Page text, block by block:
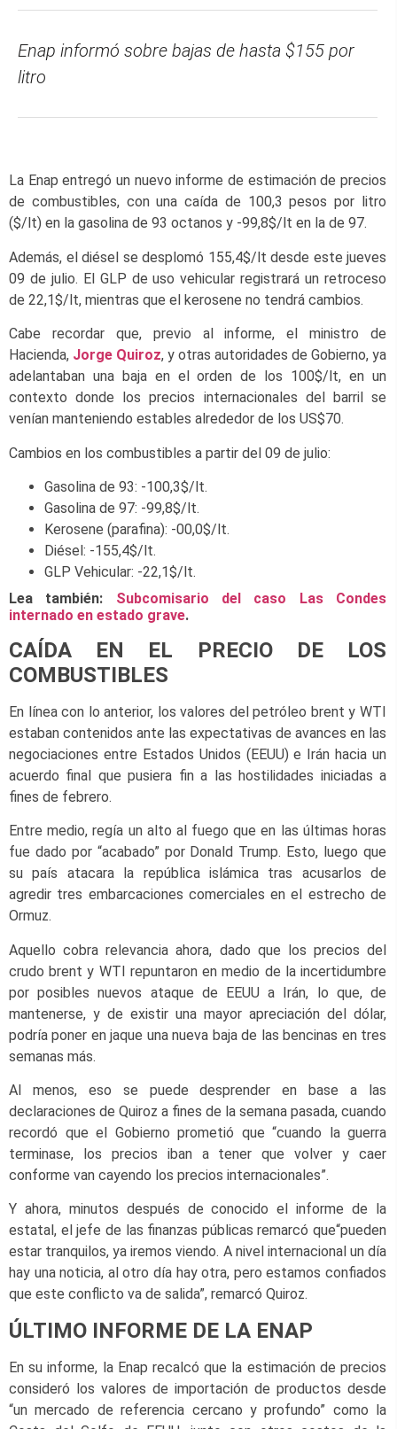
Enap informó sobre bajas de hasta $155 por
litro
La Enap entregó un nuevo informe de estimación de precios
de combustibles, con una caída de 100,3 pesos por litro
($/lt) en la gasolina de 93 octanos y -99,8$/lt en la de 97.
Además, el diésel se desplomó 155,4$/lt desde este jueves
09 de julio. El GLP de uso vehicular registrará un retroceso
de 22,1$/lt, mientras que el kerosene no tendrá cambios.
Cabe recordar que, previo al informe, el ministro de
Hacienda, Jorge Quiroz, y otras autoridades de Gobierno, ya
adelantaban una baja en el orden de los 100$/lt, en un
contexto donde los precios internacionales del barril se
venían manteniendo estables alrededor de los US$70.
Cambios en los combustibles a partir del 09 de julio:
Gasolina de 93: -100,3$/lt.
Gasolina de 97: -99,8$/lt.
Kerosene (parafina): -00,0$/lt.
Diésel: -155,4$/lt.
GLP Vehicular: -22,1$/lt.
Lea también: Subcomisario del caso Las Condes
internado en estado grave.
CAÍDA EN EL PRECIO DE LOS
COMBUSTIBLES
En línea con lo anterior, los valores del petróleo brent y WTI
estaban contenidos ante las expectativas de avances en las
negociaciones entre Estados Unidos (EEUU) e Irán hacia un
acuerdo final que pusiera fin a las hostilidades iniciadas a
fines de febrero.
Entre medio, regía un alto al fuego que en las últimas horas
fue dado por “acabado” por Donald Trump. Esto, luego que
su país atacara la república islámica tras acusarlos de
agredir tres embarcaciones comerciales en el estrecho de
Ormuz.
Aquello cobra relevancia ahora, dado que los precios del
crudo brent y WTI repuntaron en medio de la incertidumbre
por posibles nuevos ataque de EEUU a Irán, lo que, de
mantenerse, y de existir una mayor apreciación del dólar,
podría poner en jaque una nueva baja de las bencinas en tres
semanas más.
Al menos, eso se puede desprender en base a las
declaraciones de Quiroz a fines de la semana pasada, cuando
recordó que el Gobierno prometió que “cuando la guerra
terminase, los precios iban a tener que volver y caer
conforme van cayendo los precios internacionales”.
Y ahora, minutos después de conocido el informe de la
estatal, el jefe de las finanzas públicas remarcó que“pueden
estar tranquilos, ya iremos viendo. A nivel internacional un día
hay una noticia, al otro día hay otra, pero estamos confiados
que este conflicto va de salida”, remarcó Quiroz.
ÚLTIMO INFORME DE LA ENAP
En su informe, la Enap recalcó que la estimación de precios
consideró los valores de importación de productos desde
“un mercado de referencia cercano y profundo” como la